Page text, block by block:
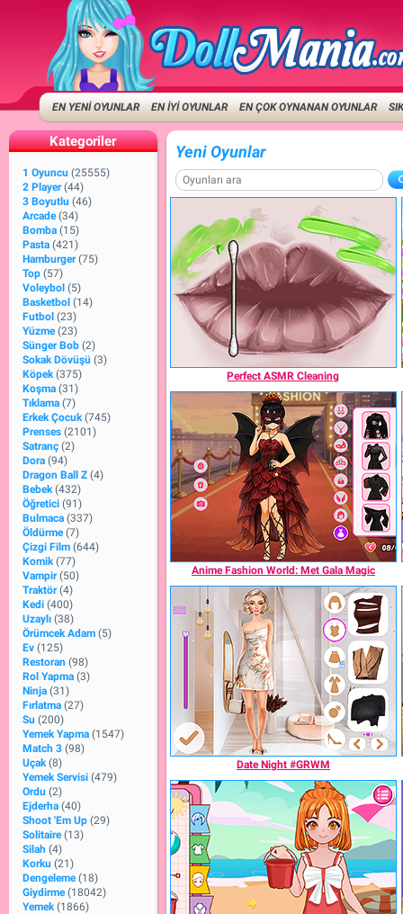
EN YENİ OYUNLAR EN İYİ OYUNLAR EN ÇOK OYNANAN OYUNLAR
Kategoriler
1 Oyuncu (25555)
2 Player (44)
3 Boyutlu (46)
Arcade (34)
Bomba (15)
Pasta (421)
Hamburger (75)
Top (57)
Voleybol (5)
Basketbol (14)
Futbol (23)
Yüzme (23)
Sünger Bob (2)
Sokak Dövüşü (3)
Köpek (375)
Koşma (31)
Tıklama (7)
Erkek Çocuk (745)
Prenses (2101)
Satranç (2)
Dora (94)
Dragon Ball Z (4)
Bebek (432)
Öğretici (91)
Bulmaca (337)
Öldürme (7)
Çizgi Film (644)
Komik (77)
Vampir (50)
Traktör (4)
Kedi (400)
Uzaylı (38)
Örümcek Adam (5)
Ev (125)
Restoran (98)
Rol Yapma (3)
Ninja (31)
Fırlatma (27)
Su (200)
Yemek Yapma (1547)
Match 3 (98)
Uçak (8)
Yemek Servisi (479)
Ordu (2)
Ejderha (40)
Shoot 'Em Up (29)
Solitaire (13)
Silah (4)
Korku (21)
Dengeleme (18)
Giydirme (18042)
Yemek (1866)
Yeni Oyunlar
Perfect ASMR Cleaning
Anime Fashion World: Met Gala Magic
Date Night #GRWM